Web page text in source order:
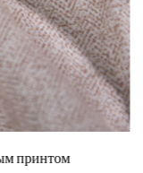
принтом